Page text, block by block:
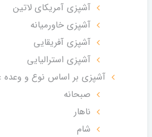
آشپزی آمریکای لاتین
آشپزی خاورمیانه
آشپزی آفریقایی
آشپزی استرالیایی
آشپزی بر اساس نوع و وعده
صبحانه
ناهار
شام